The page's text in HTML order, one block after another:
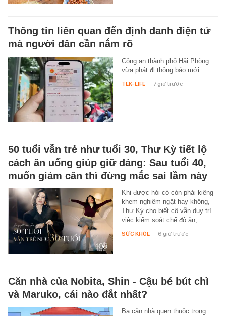
Thông tin liên quan đến định danh điện tử
mà người dân cần nắm rõ
Công an thành phố Hải Phòng
vừa phát đi thông báo mới.
TEK-LIFE - 7 giờ trước
50 tuổi vẫn trẻ như tuổi 30, Thư Kỳ tiết lộ
cách ăn uống giúp giữ dáng: Sau tuổi 40,
muốn giảm cân thì đừng mắc sai lầm này
Khi được hỏi có còn phải kiêng
khem nghiêm ngặt hay không,
Thư Kỳ cho biết cô vẫn duy trì
việc kiểm soát chế độ ăn,…
SỨC KHỎE - 6 giờ trước
Căn nhà của Nobita, Shin - Cậu bé bút chì
và Maruko, cái nào đắt nhất?
Ba căn nhà quen thuộc trong